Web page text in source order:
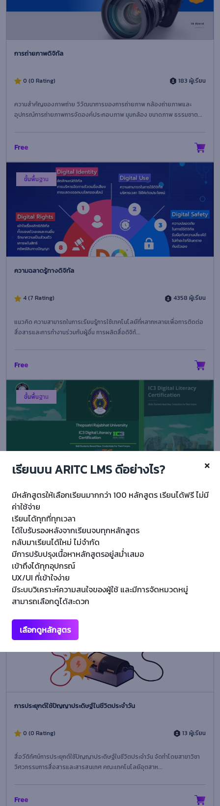
การถ่ายภาพดิจิทัล
0 (0 Rating) 183 ผู้เรียน
ความสำคัญของภาพถ่าย วิวัฒนาการของการถ่ายภาพ กล้องถ่ายภาพและ
อุปกรณ์การถ่ายภาพการจัดองค์ประกอบภาพ มุมกล้อง ขนาดภาพ ธรรมชาต...
Free
ขั้นพื้นฐาน
ความฉลาดรู้ทางดิจิทัล
4 (7 Rating) 4358 ผู้เรียน
แนวคิด ความสามารถในการเรียนรู้การใช้เทคโนโลยีที่หลากหลายเพื่อการติดต่อ
สื่อสารและการทำงานร่วมกับผู้อื่น การผลิตสื่อดิจิทั...
Free
ขั้นพื้นฐาน
5 (2 Rating)
Digital Literacy Certification (IC3) คือ เป็นการสร้างมาตรฐานทางด้านไอที
สำหรับพลเมืองในยุคดิจิทัล ที่ครอบคลุมทุกองค์ความ...
Free
การประยุกต์ใช้ปัญญาประดิษฐ์ในชีวิตประจำวัน
0 (0 Rating) 13 ผู้เรียน
สื่อวีดิทัศน์การประยุกต์ใช้ปัญญาประดิษฐ์ในชีวิตประจำวัน จัดทำโดยสาขาวิชา
วิศวกรรมการสื่อสารและสารสนเทศ คณะเทคโนโลยีอุตสาห...
Free
เรียนบน ARITC LMS ดีอย่างไร?
มีหลักสูตรให้เลือกเรียนมากกว่า 100 หลักสูตร เรียนได้ฟรี ไม่มี
ค่าใช้จ่าย
เรียนได้ทุกที่ทุกเวลา
ได้ใบรับรองหลังจากเรียนจบทุกหลักสูตร
กลับมาเรียนได้ใหม่ ไม่จำกัด
มีการปรับปรุงเนื้อหาหลักสูตรอยู่สม่ำเสมอ
เข้าถึงได้ทุกอุปกรณ์
UX/UI ที่เข้าใจง่าย
มีระบบวิเคราะห์ความสนใจของผู้ใช้ และมีการจัดหมวดหมู่
สามารถเลือกดูได้สะดวก
เลือกดูหลักสูตร